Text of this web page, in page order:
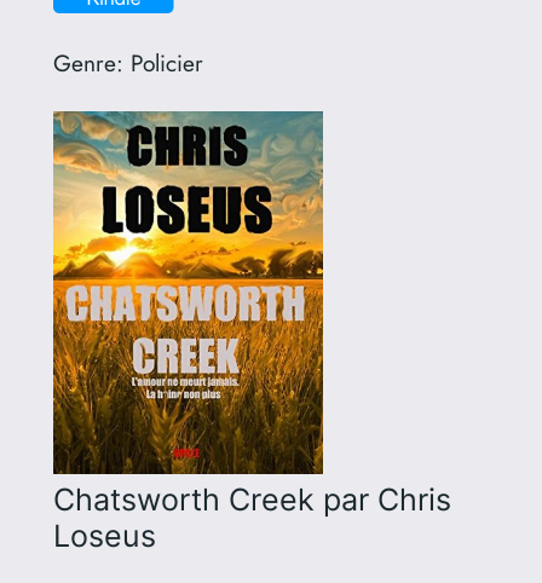
Genre: Policier
Chatsworth Creek par Chris
Loseus